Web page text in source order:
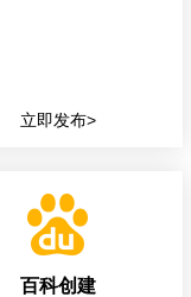
立即发布>
百科创建